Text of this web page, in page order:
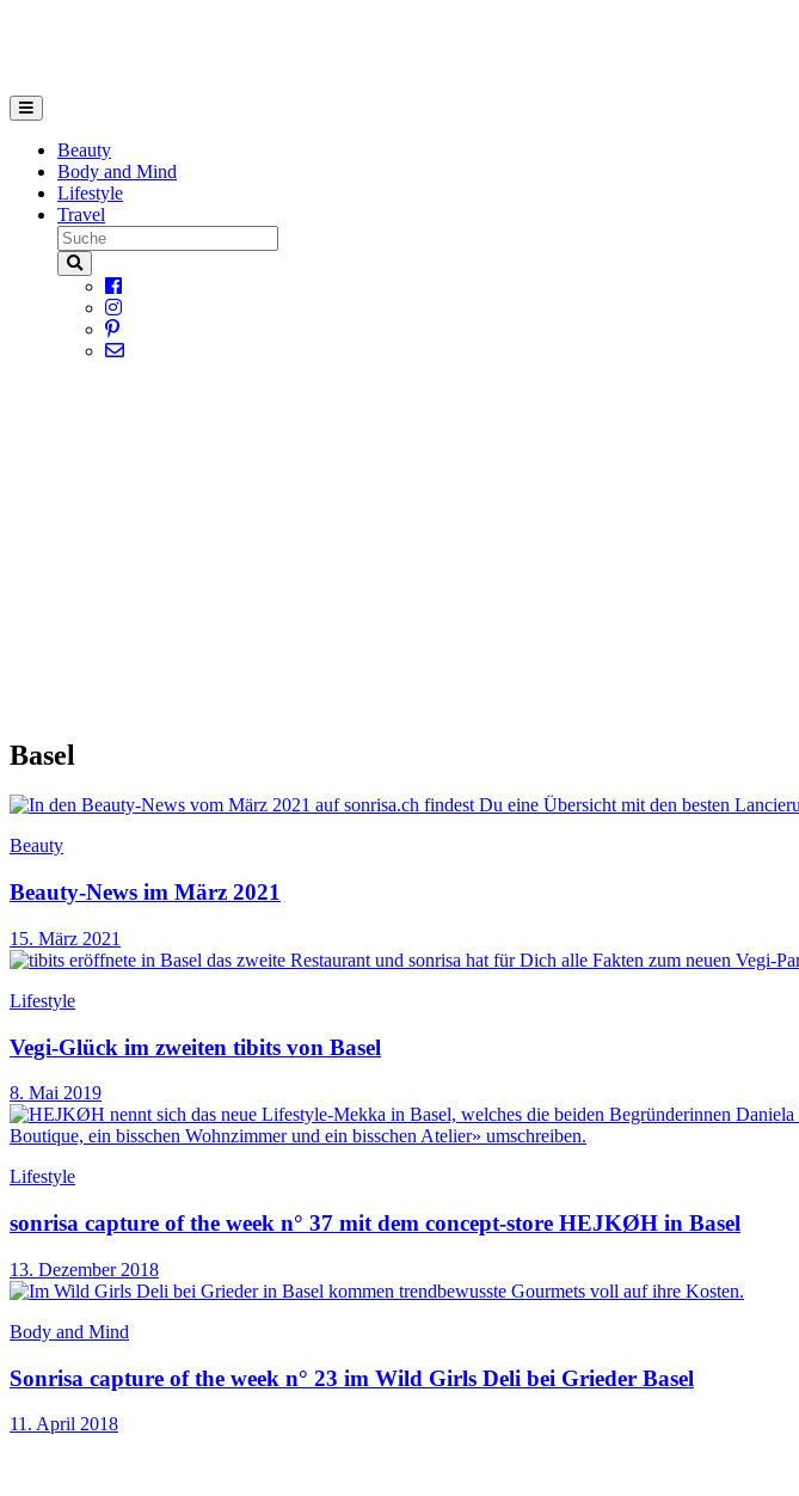
Beauty
Body and Mind
Lifestyle
Travel
Basel
Beauty
Beauty-News im März 2021
15. März 2021
Lifestyle
Vegi-Glück im zweiten tibits von Basel
8. Mai 2019
Lifestyle
sonrisa capture of the week n° 37 mit dem concept-store HEJKØH in Basel
13. Dezember 2018
Body and Mind
Sonrisa capture of the week n° 23 im Wild Girls Deli bei Grieder Basel
11. April 2018